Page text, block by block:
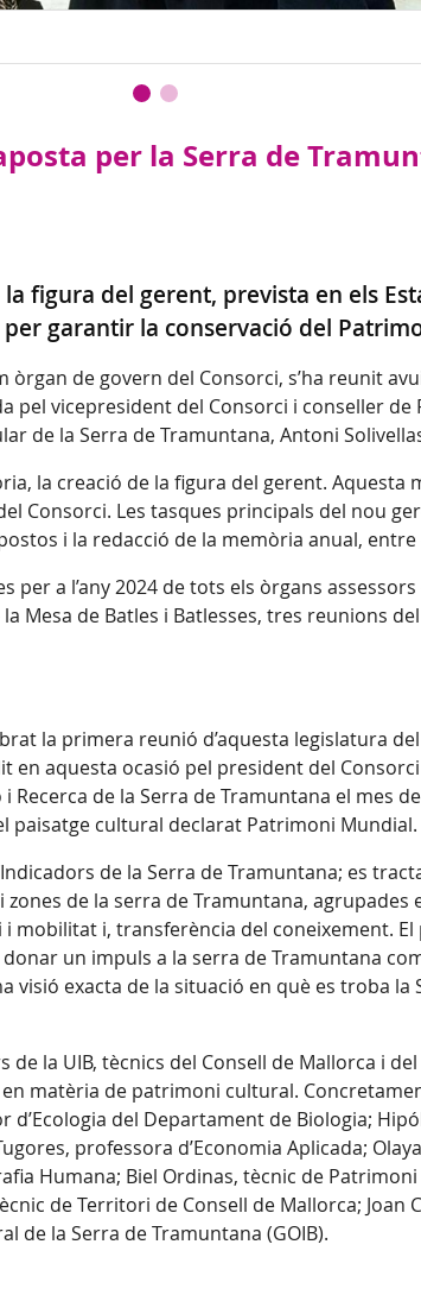
per la Serra de
figura del gerent, prevista en els
garantir la conservació del
de govern del Consorci, s’ha reunit
pel vicepresident del Consorci i conseller
de la Serra de Tramuntana, Antoni
la creació de la figura del gerent. Aquesta
Consorci. Les tasques principals del nou
i la redacció de la memòria anual, entre
a l’any 2024 de tots els òrgans
Mesa de Batles i Batlesses, tres reunions
la primera reunió d’aquesta legislatura
en aquesta ocasió pel president del
de la Serra de Tramuntana el mes
paisatge cultural declarat Patrimoni Mundial.
de la Serra de Tramuntana; es
de la serra de Tramuntana,
i, transferència del coneixement.
un impuls a la serra de Tramuntana
exacta de la situació en què es troba la
de la UIB, tècnics del Consell de Mallorca i
en matèria de patrimoni cultural.
del Departament de Biologia;
professora d’Economia Aplicada;
Humana; Biel Ordinas, tècnic de
de Territori de Consell de Mallorca;
de la Serra de Tramuntana (GOIB).